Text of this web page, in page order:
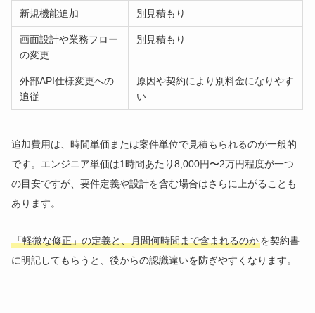
新規機能追加 別見積もり
画面設計や業務フロー
の変更
別見積もり
外部API仕様変更への
追従
原因や契約により別料金になりやす
い
追加費用は、時間単価または案件単位で見積もられるのが一般的
です。エンジニア単価は1時間あたり8,000円〜2万円程度が一つ
の目安ですが、要件定義や設計を含む場合はさらに上がることも
あります。
「軽微な修正」の定義と、月間何時間まで含まれるのかを契約書
に明記してもらうと、後からの認識違いを防ぎやすくなります。